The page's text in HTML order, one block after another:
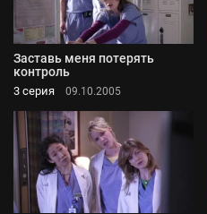
Заставь меня потерять
контроль
3 серия 09.10.2005